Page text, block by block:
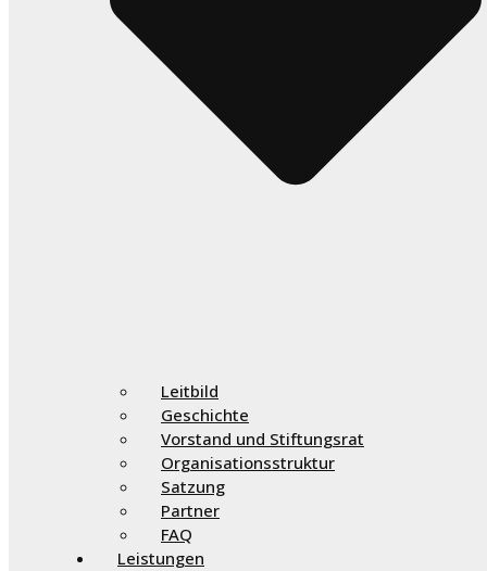
Leitbild
Geschichte
Vorstand und Stiftungsrat
Organisationsstruktur
Satzung
Partner
FAQ
Leistungen